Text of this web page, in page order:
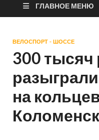
ГЛАВНОЕ МЕНЮ
ВЕЛОСПОРТ - ШОССЕ
300 тысяч
на